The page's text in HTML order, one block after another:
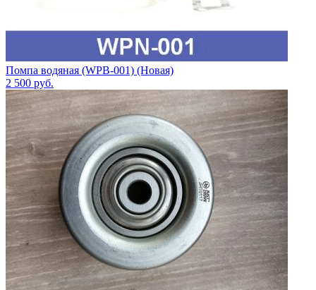
Помпа водяная (WPB-001) (Новая)
2 500 руб.